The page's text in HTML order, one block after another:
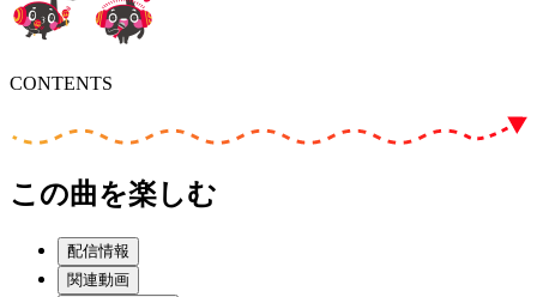
CONTENTS
この曲を楽しむ
配信情報
関連動画